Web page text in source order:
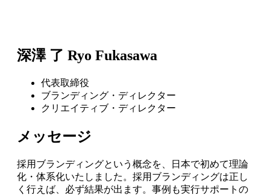
深澤 了 Ryo Fukasawa
代表取締役
ブランディング・ディレクター
クリエイティブ・ディレクター
メッセージ
採用ブランディングという概念を、日本で初めて理論
化・体系化いたしました。採用ブランディングは正し
く行えば、必ず結果が出ます。事例も実行サポートの